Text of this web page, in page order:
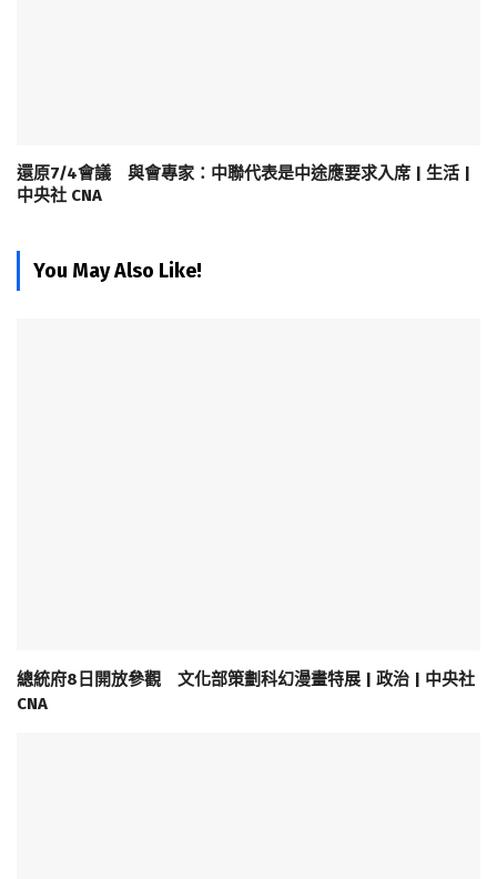
還原7/4會議 與會專家：中聯代表是中途應要求入席 | 生活 |
中央社 CNA
You May Also Like!
總統府8日開放參觀 文化部策劃科幻漫畫特展 | 政治 | 中央社
CNA